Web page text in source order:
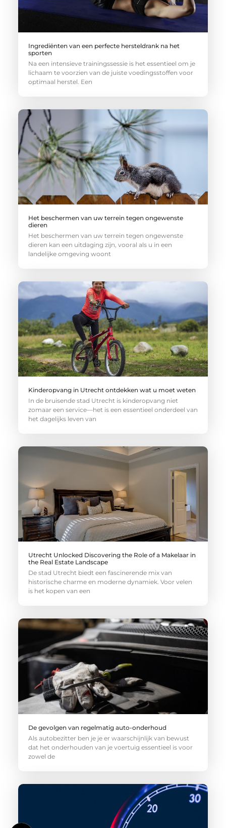
Ingrediënten van een perfecte hersteldrank na het
sporten
Na een intensieve trainingssessie is het essentieel om je
lichaam te voorzien van de juiste voedingsstoffen voor
optimaal herstel. Een
Het beschermen van uw terrein tegen ongewenste
dieren
Het beschermen van uw terrein tegen ongewenste
dieren kan een uitdaging zijn, vooral als u in een
landelijke omgeving woont
Kinderopvang in Utrecht ontdekken wat u moet weten
In de bruisende stad Utrecht is kinderopvang niet
zomaar een service—het is een essentieel onderdeel van
het dagelijks leven van
Utrecht Unlocked Discovering the Role of a Makelaar in
the Real Estate Landscape
De stad Utrecht biedt een fascinerende mix van
historische charme en moderne dynamiek. Voor velen
is het kopen van een
De gevolgen van regelmatig auto-onderhoud
Als autobezitter ben je je er waarschijnlijk van bewust
dat het onderhouden van je voertuig essentieel is voor
zowel de